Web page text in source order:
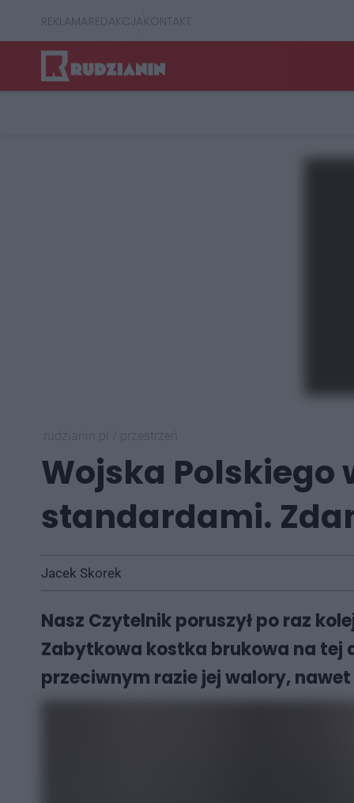
REKLAMAREDAKCJAKONTAKT
Wojska Polskiego
standardami.
Jacek Skorek
Nasz Czytelnik poruszył po raz
Zabytkowa kostka brukowa na tej
przeciwnym razie jej walory,